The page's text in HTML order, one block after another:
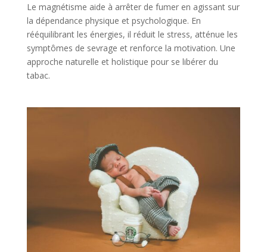
Le magnétisme aide à arrêter de fumer en agissant sur
la dépendance physique et psychologique. En
rééquilibrant les énergies, il réduit le stress, atténue les
symptômes de sevrage et renforce la motivation. Une
approche naturelle et holistique pour se libérer du
tabac.